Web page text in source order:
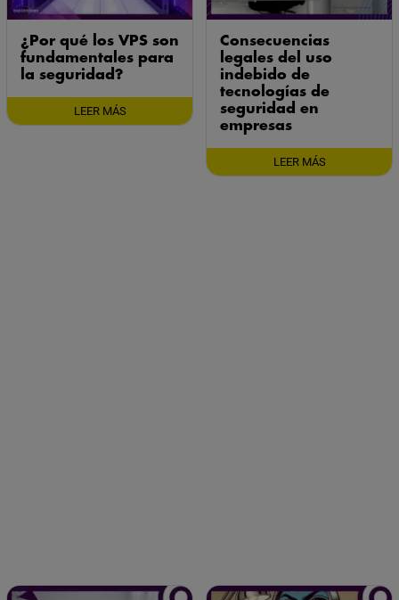
¿Por qué los VPS son
fundamentales para
la seguridad?
LEER MÁS
Consecuencias
legales del uso
indebido de
tecnologías de
seguridad en
empresas
LEER MÁS